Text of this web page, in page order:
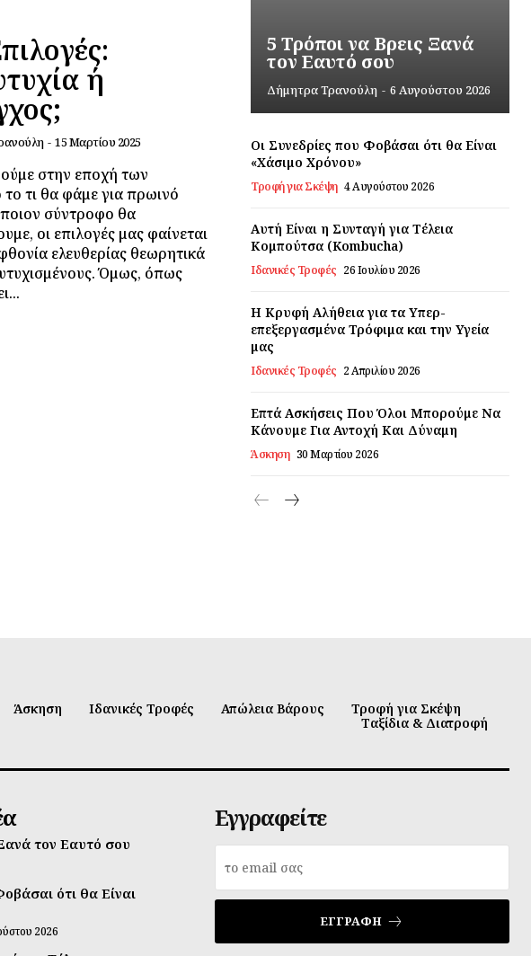
ή
- 15 Μαρτίου 2025
στην εποχή των
τι θα φάμε για πρωινό
σύντροφο θα
οι επιλογές μας φαίνεται
ελευθερίας θεωρητικά
Όμως, όπως
5 Τρόποι να Βρεις Ξανά
τον Εαυτό σου
Δήμητρα Τρανούλη - 6 Αυγούστου 2026
Οι Συνεδρίες που Φοβάσαι ότι θα Είναι
«Χάσιμο Χρόνου»
Τροφή για Σκέψη 4 Αυγούστου 2026
Αυτή Είναι η Συνταγή για Τέλεια
Κομπούτσα (Kombucha)
Ιδανικές Τροφές 26 Ιουλίου 2026
Η Κρυφή Αλήθεια για τα Υπερ-
επεξεργασμένα Τρόφιμα και την Υγεία
μας
Ιδανικές Τροφές 2 Απριλίου 2026
Επτά Ασκήσεις Που Όλοι Μπορούμε Να
Κάνουμε Για Αντοχή Και Δύναμη
Άσκηση 30 Μαρτίου 2026
Άσκηση Ιδανικές Τροφές Απώλεια Βάρους
Τροφή για Σκέψη
Ταξίδια & Διατροφή
τον Εαυτό σου
ότι θα Είναι
2026
Εγγραφείτε
ΕΓΓΡΑΦΉ